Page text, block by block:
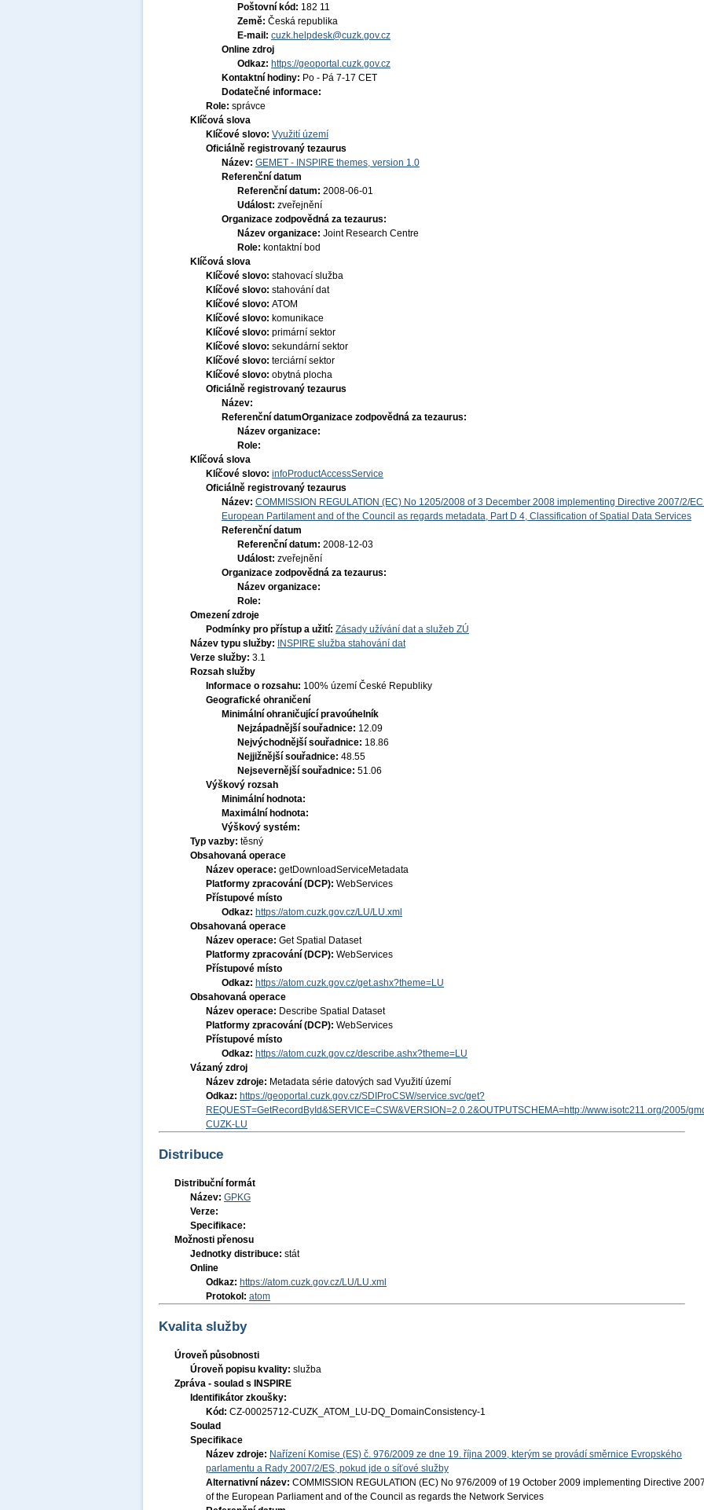
Poštovní kód: 182 11
Země: Česká republika
E-mail: cuzk.helpdesk@cuzk.gov.cz
Online zdroj
Odkaz: https://geoportal.cuzk.gov.cz
Kontaktní hodiny: Po - Pá 7-17 CET
Dodatečné informace:
Role: správce
Klíčová slova
Klíčové slovo: Využití území
Oficiálně registrovaný tezaurus
Název: GEMET - INSPIRE themes, version 1.0
Referenční datum
Referenční datum: 2008-06-01
Událost: zveřejnění
Organizace zodpovědná za tezaurus:
Název organizace: Joint Research Centre
Role: kontaktní bod
Klíčová slova
Klíčové slovo: stahovací služba
Klíčové slovo: stahování dat
Klíčové slovo: ATOM
Klíčové slovo: komunikace
Klíčové slovo: primární sektor
Klíčové slovo: sekundární sektor
Klíčové slovo: terciární sektor
Klíčové slovo: obytná plocha
Oficiálně registrovaný tezaurus
Název:
Referenční datumOrganizace zodpovědná za tezaurus:
Název organizace:
Role:
Klíčová slova
Klíčové slovo: infoProductAccessService
Oficiálně registrovaný tezaurus
Název: COMMISSION REGULATION (EC) No 1205/2008 of 3 December 2008 implementing Directive 2007/2/EC
European Partilament and of the Council as regards metadata, Part D 4, Classification of Spatial Data Services
Referenční datum
Referenční datum: 2008-12-03
Událost: zveřejnění
Organizace zodpovědná za tezaurus:
Název organizace:
Role:
Omezení zdroje
Podmínky pro přístup a užití: Zásady užívání dat a služeb ZÚ
Název typu služby:
INSPIRE služba stahování dat
Verze služby: 3.1
Rozsah služby
Informace o rozsahu: 100% území České Republiky
Geografické ohraničení
Minimální ohraničující pravoúhelník
Nejzápadnější souřadnice: 12.09
Nejvýchodnější souřadnice: 18.86
Nejjižnější souřadnice: 48.55
Nejsevernější souřadnice: 51.06
Výškový rozsah
Minimální hodnota:
Maximální hodnota:
Výškový systém:
Typ vazby: těsný
Obsahovaná operace
Název operace: getDownloadServiceMetadata
Platformy zpracování (DCP): WebServices
Přístupové místo
Odkaz: https://atom.cuzk.gov.cz/LU/LU.xml
Obsahovaná operace
Název operace: Get Spatial Dataset
Platformy zpracování (DCP): WebServices
Přístupové místo
Odkaz: https://atom.cuzk.gov.cz/get.ashx?theme=LU
Obsahovaná operace
Název operace: Describe Spatial Dataset
Platformy zpracování (DCP): WebServices
Přístupové místo
Odkaz: https://atom.cuzk.gov.cz/describe.ashx?theme=LU
Vázaný zdroj
Název zdroje: Metadata série datových sad Využití území
Odkaz: https://geoportal.cuzk.gov.cz/SDIProCSW/service.svc/get?
REQUEST=GetRecordById&SERVICE=CSW&VERSION=2.0.2&OUTPUTSCHEMA=http://www.isotc211.org/2005/
CUZK-LU
Distribuce
Distribuční formát
Název: GPKG
Verze:
Specifikace:
Možnosti přenosu
Jednotky distribuce: stát
Online
Odkaz: https://atom.cuzk.gov.cz/LU/LU.xml
Protokol: atom
Kvalita služby
Úroveň působnosti
Úroveň popisu kvality: služba
Zpráva - soulad s INSPIRE
Identifikátor zkoušky:
Kód: CZ-00025712-CUZK_ATOM_LU-DQ_DomainConsistency-1
Soulad
Specifikace
Název zdroje: Nařízení Komise (ES) č. 976/2009 ze dne 19. října 2009, kterým se provádí směrnice Evropského
parlamentu a Rady 2007/2/ES, pokud jde o síťové služby
Alternativní název: COMMISSION REGULATION (EC) No 976/2009 of 19 October 2009 implementing Directive
of the European Parliament and of the Council as regards the Network Services